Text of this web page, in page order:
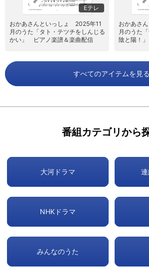
Eテレ
おかあさんといっしょ 2025年11
月のうた「タト・テツチをしんじる
かい」 ピアノ楽譜＆楽曲配信
おかあさ
月のうた
陰と陽！
すべてのアイテムを見る
番組カテゴリから
大河ドラマ
NHKドラマ
みんなのうた